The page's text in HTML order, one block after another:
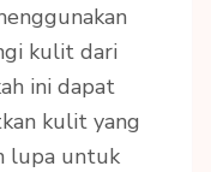
kulit dari
ini dapat
kulit yang
lupa untuk